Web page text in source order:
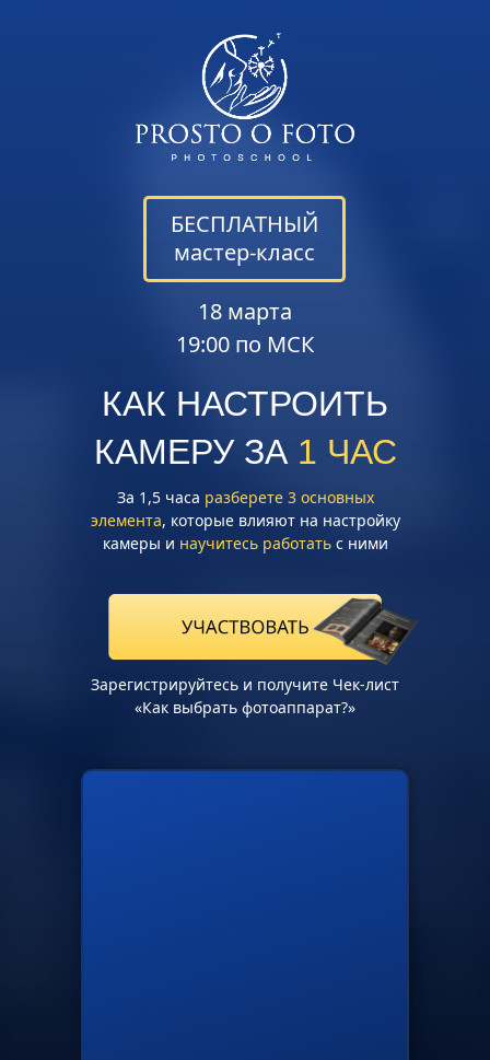
БЕСПЛАТНЫЙ
мастер-класс
18 марта
19:00 по МСК
КАК НАСТРОИТЬ
КАМЕРУ ЗА 1 ЧАС
Зарегистрируйтесь и получите Чек-лист
«Как выбрать фотоаппарат?»
За 1,5 часа разберете 3 основных
элемента, которые влияют на настройку
камеры и научитесь работатьс ними